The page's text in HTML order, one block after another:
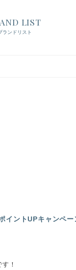
LIST
ランドリスト
イントUPキャンペー
！